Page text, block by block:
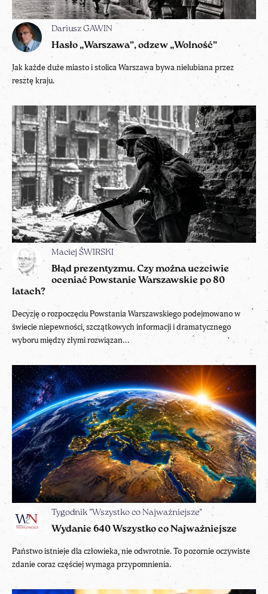
Dariusz GAWIN
Hasło „Warszawa”, odzew „Wolność”
Jak każde duże miasto i stolica Warszawa bywa nielubiana przez
resztę kraju.
Maciej ŚWIRSKI
Błąd prezentyzmu. Czy można uczciwie
oceniać Powstanie Warszawskie po 80
latach?
Decyzję o rozpoczęciu Powstania Warszawskiego podejmowano w
świecie niepewności, szczątkowych informacji i dramatycznego
wyboru między złymi rozwiązan...
Tygodnik "Wszystko co Najważniejsze"
Wydanie 640 Wszystko co Najważniejsze
Państwo istnieje dla człowieka, nie odwrotnie. To pozornie oczywiste
zdanie coraz częściej wymaga przypomnienia.